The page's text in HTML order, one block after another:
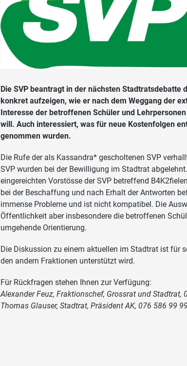
Die SVP beantragt in der nächsten
konkret aufzeigen, wie er nach dem Weggang der
Interesse der betroffenen Schüler und
will. Auch interessiert, was für neue Kostenfolgen
genommen wurden.
Die Rufe der als Kassandra* gescholtenen SVP
SVP wurden bei der Bewilligung im Stadtrat
eingereichten Vorstösse der SVP betreffend
bei der Beschaffung und nach Erhalt der Antworten
immense Probleme und ist nicht kompatibel. Die
Öffentlichkeit aber insbesondere die betroffenen
umgehende Orientierung.
Die Diskussion zu einem aktuellen im Stadtrat ist für
den andern Fraktionen unterstützt wird.
Für Rückfragen stehen Ihnen zur Verfügung:
Alexander Feuz, Fraktionschef, Grossrat und Stadtrat,
Thomas Glauser, Stadtrat, Präsident AK, 076 586 99 99